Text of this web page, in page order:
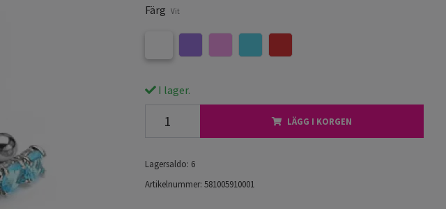
Färg Vit
I lager.
LÄGG I KORGEN
Lagersaldo: 6
Artikelnummer: 581005910001